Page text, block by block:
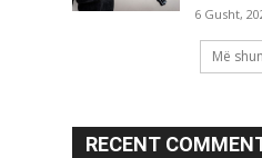
6 Gusht,
Më
RECENT